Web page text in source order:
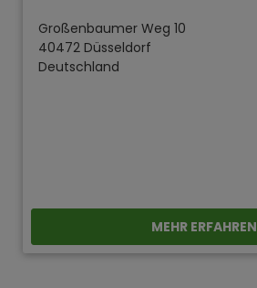
Großenbaumer Weg 10
40472 Düsseldorf
Deutschland
MEHR ERFAHREN